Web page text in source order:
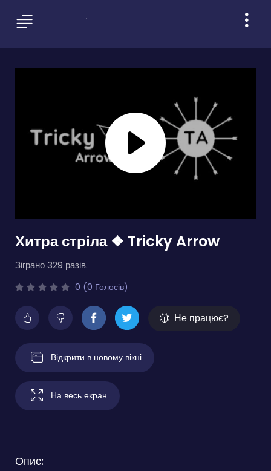
Хитра стріла ❖ Tricky Arrow
Зіграно 329 разів.
0 (0 Голосів)
Не працює?
Відкрити в новому вікні
На весь екран
Опис: